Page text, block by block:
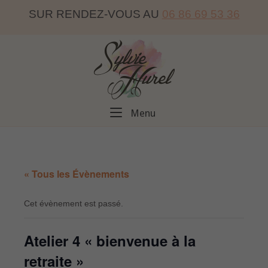
SUR RENDEZ-VOUS AU 06 86 69 53 36
Home
Menu
« Tous les Évènements
Cet évènement est passé.
Atelier 4 « bienvenue à la
retraite »